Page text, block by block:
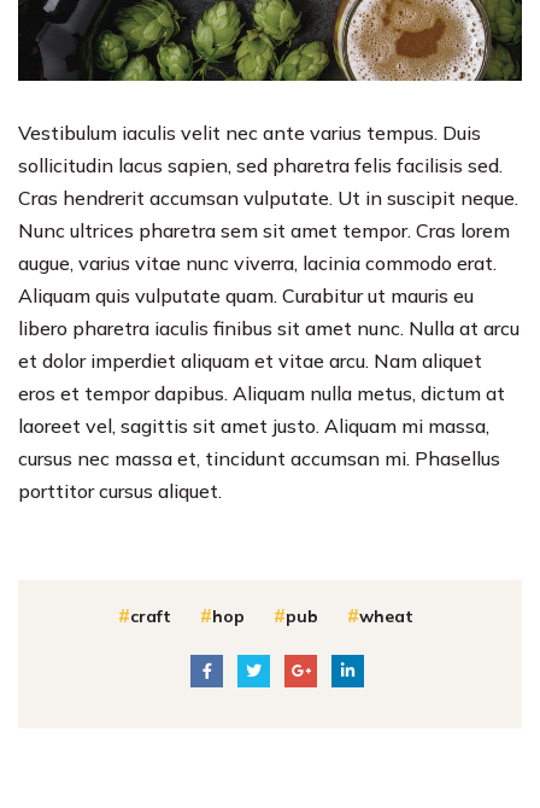
Vestibulum iaculis velit nec ante varius tempus. Duis
sollicitudin lacus sapien, sed pharetra felis facilisis sed.
Cras hendrerit accumsan vulputate. Ut in suscipit neque.
Nunc ultrices pharetra sem sit amet tempor. Cras lorem
augue, varius vitae nunc viverra, lacinia commodo erat.
Aliquam quis vulputate quam. Curabitur ut mauris eu
libero pharetra iaculis finibus sit amet nunc. Nulla at arcu
et dolor imperdiet aliquam et vitae arcu. Nam aliquet
eros et tempor dapibus. Aliquam nulla metus, dictum at
laoreet vel, sagittis sit amet justo. Aliquam mi massa,
cursus nec massa et, tincidunt accumsan mi. Phasellus
porttitor cursus aliquet.
craft hop pub wheat